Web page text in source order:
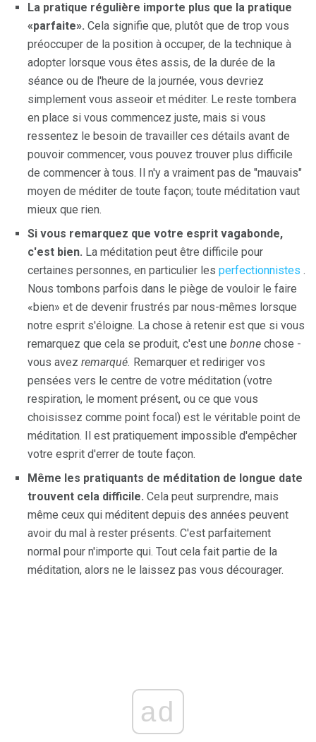
La pratique régulière importe plus que la pratique
«parfaite». Cela signifie que, plutôt que de trop vous
préoccuper de la position à occuper, de la technique à
adopter lorsque vous êtes assis, de la durée de la
séance ou de l'heure de la journée, vous devriez
simplement vous asseoir et méditer. Le reste tombera
en place si vous commencez juste, mais si vous
ressentez le besoin de travailler ces détails avant de
pouvoir commencer, vous pouvez trouver plus difficile
de commencer à tous. Il n'y a vraiment pas de "mauvais"
moyen de méditer de toute façon; toute méditation vaut
mieux que rien.
Si vous remarquez que votre esprit vagabonde,
c'est bien. La méditation peut être difficile pour
certaines personnes, en particulier les perfectionnistes .
Nous tombons parfois dans le piège de vouloir le faire
«bien» et de devenir frustrés par nous-mêmes lorsque
notre esprit s'éloigne. La chose à retenir est que si vous
remarquez que cela se produit, c'est une bonne chose -
vous avez remarqué. Remarquer et rediriger vos
pensées vers le centre de votre méditation (votre
respiration, le moment présent, ou ce que vous
choisissez comme point focal) est le véritable point de
méditation. Il est pratiquement impossible d'empêcher
votre esprit d'errer de toute façon.
Même les pratiquants de méditation de longue date
trouvent cela difficile. Cela peut surprendre, mais
même ceux qui méditent depuis des années peuvent
avoir du mal à rester présents. C'est parfaitement
normal pour n'importe qui. Tout cela fait partie de la
méditation, alors ne le laissez pas vous décourager.
ad